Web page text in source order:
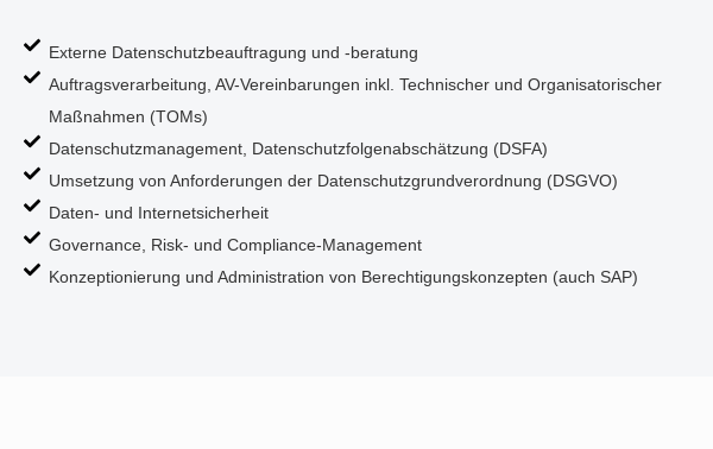
Externe Datenschutzbeauftragung und -beratung
Auftragsverarbeitung, AV-Vereinbarungen inkl. Technischer und Organisatorischer
Maßnahmen (TOMs)
Datenschutzmanagement, Datenschutzfolgenabschätzung (DSFA)
Umsetzung von Anforderungen der Datenschutzgrundverordnung (DSGVO)
Daten- und Internetsicherheit
Governance, Risk- und Compliance-Management
Konzeptionierung und Administration von Berechtigungskonzepten (auch SAP)